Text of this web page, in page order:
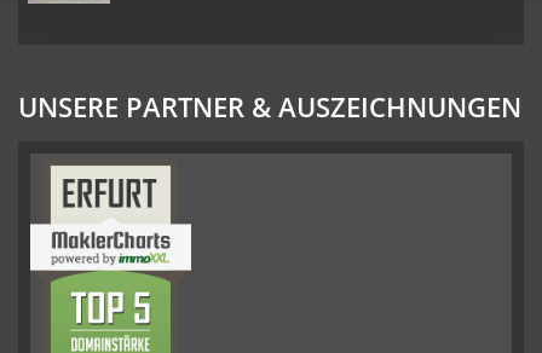
UNSERE PARTNER & AUSZEICHNUNGEN